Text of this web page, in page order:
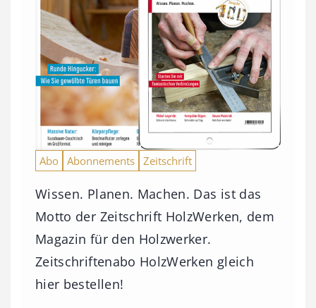
Abo Abonnements Zeitschrift
Wissen. Planen. Machen. Das ist das
Motto der Zeitschrift HolzWerken, dem
Magazin für den Holzwerker.
Zeitschriftenabo HolzWerken gleich
hier bestellen!